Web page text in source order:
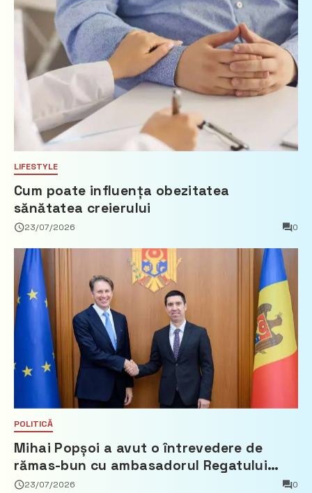
LIFESTYLE
Cum poate influența obezitatea
sănătatea creierului
23/07/2026 0
POLITICĂ
Mihai Popșoi a avut o întrevedere de
rămas-bun cu ambasadorul Regatului
Țărilor de Jos, Fred Duijn
23/07/2026 0